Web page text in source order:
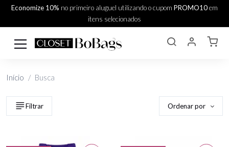
Economize 10% no primeiro aluguel utilizando o cupom PROMO10em
itens selecionados
Início Busca
Filtrar Ordenar por